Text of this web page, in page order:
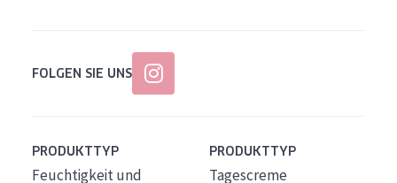
FOLGEN SIE UNS
PRODUKTTYP
Feuchtigkeit und
PRODUKTTYP
Tagescreme